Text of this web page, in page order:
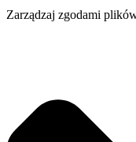
Zarządzaj zgodami